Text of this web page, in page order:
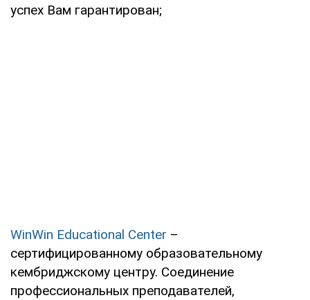
успех Вам гарантирован;
WinWin Educational Center –
сертифицированному образовательному
кембриджскому центру. Соединение
профессиональных преподавателей,